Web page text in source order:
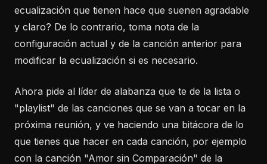
ecualización que tienen hace que suenen agradable
y claro? De lo contrario, toma nota de la
configuración actual y de la canción anterior para
modificar la ecualización si es necesario.
Ahora pide al líder de alabanza que te de la lista o
"playlist" de las canciones que se van a tocar en la
próxima reunión, y ve haciendo una bitácora de lo
que tienes que hacer en cada canción, por ejemplo
con la canción "Amor sin Comparación" de la